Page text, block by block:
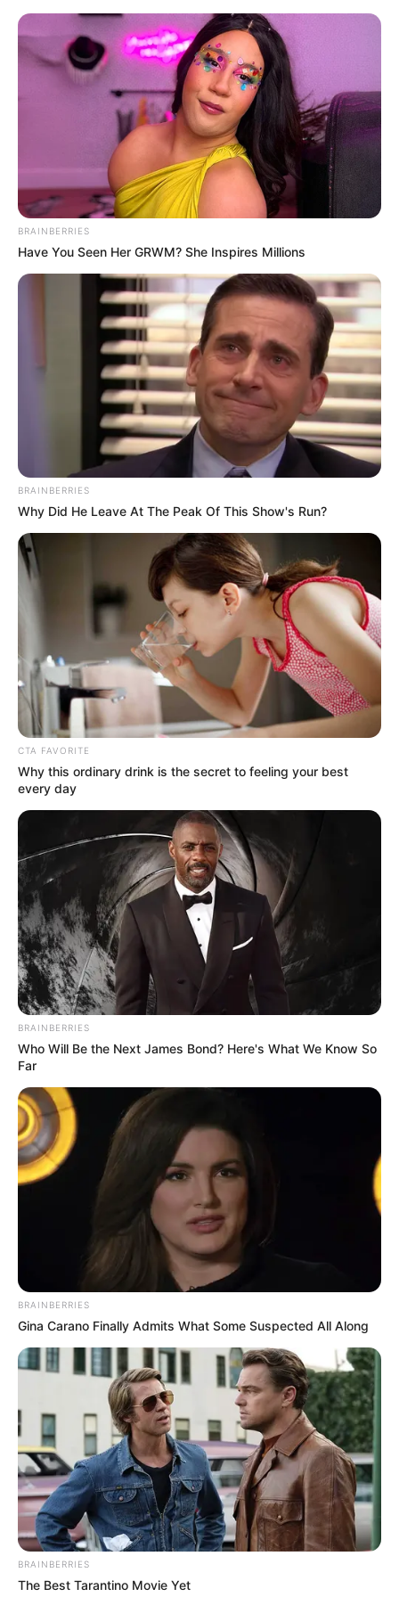
HOME
INSPIRASI
NGAKAK
QUOTES
INSPIRASI
10 Kreasi Bohlam Lampu Tak
Terpakai, Jadi Pot Hingga Vas
| 28 Juni 2022
Kreasi adalah sebuah proses untuk membuat sebuah karya. Kreasi
bukan hanya membuat sebuah karya tapi juga bentuk ekspresi diri
dalam bentuk suatu benda atau non-benda.
Banyak benda yang bisa dikreasikan, bisa benda baru yang
dimodifikasi atau barang bekas yang diberi nilai tambah. Barang
bekas yang dapat dikreasikan contohnya kertas, botol plastik atau
bahkan bohlam lampu.
Berbicara bohlam lampu, alat ini adalah salah satu kebutuhan
rumah tangga saat ini. Dimana ada listrik disitu pula bohlam lampu
BRAINBERRIES
Have You Seen Her GRWM? She Inspires Millions
BRAINBERRIES
Why Did He Leave At The Peak Of This Show's Run?
CTA FAVORITE
Why this ordinary drink is the secret to feeling your best
every day
BRAINBERRIES
Who Will Be the Next James Bond? Here's What We Know So
Far
BRAINBERRIES
Gina Carano Finally Admits What Some Suspected All Along
BRAINBERRIES
The Best Tarantino Movie Yet